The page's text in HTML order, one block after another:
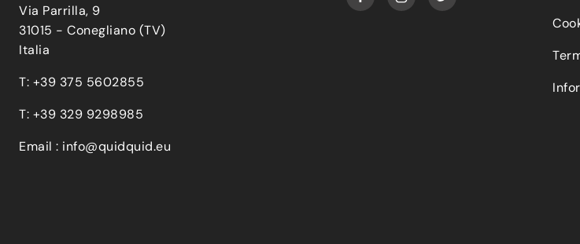
Via Parrilla, 9
31015 - Conegliano (TV)
Italia
T: +39 375 5602855
T: +39 329 9298985
Email : info@quidquid.eu